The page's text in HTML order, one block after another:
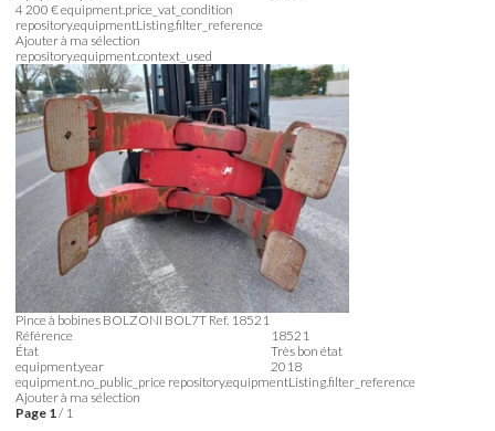
4 200 €equipment.price_vat_condition
repository.equipmentListing.filter_reference
Ajouter à ma sélection
repository.equipment.context_used
Pince à bobines BOLZONI BOL7T Ref. 18521
Référence
18521
État
Très bon état
equipment.year
2018
equipment.no_public_price repository.equipmentListing.filter_reference
Ajouter à ma sélection
Page 1 / 1